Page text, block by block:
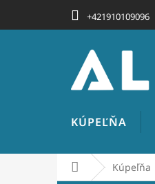
obsah
+421910109096
KÚPEĽŇA
DomovKúpeľňa